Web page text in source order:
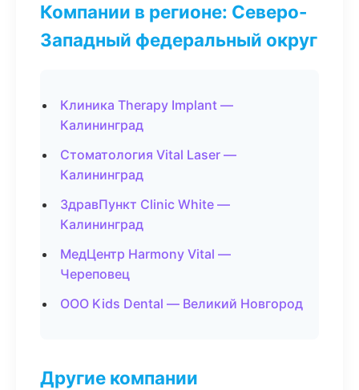
Компании в регионе: Северо-
Западный федеральный округ
Клиника Therapy Implant —
Калининград
Стоматология Vital Laser —
Калининград
ЗдравПункт Clinic White —
Калининград
МедЦентр Harmony Vital —
Череповец
ООО Kids Dental — Великий Новгород
Другие компании